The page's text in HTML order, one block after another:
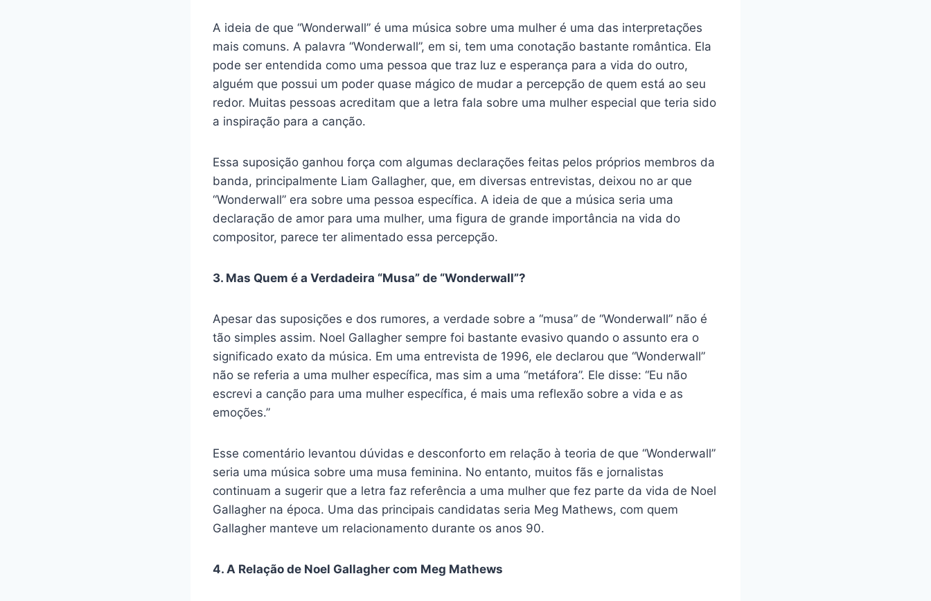
A ideia de que “Wonderwall” é uma música sobre uma mulher é uma das interpretações
mais comuns. A palavra “Wonderwall”, em si, tem uma conotação bastante romântica. Ela
pode ser entendida como uma pessoa que traz luz e esperança para a vida do outro,
alguém que possui um poder quase mágico de mudar a percepção de quem está ao seu
redor. Muitas pessoas acreditam que a letra fala sobre uma mulher especial que teria sido
a inspiração para a canção.
Essa suposição ganhou força com algumas declarações feitas pelos próprios membros da
banda, principalmente Liam Gallagher, que, em diversas entrevistas, deixou no ar que
“Wonderwall” era sobre uma pessoa específica. A ideia de que a música seria uma
declaração de amor para uma mulher, uma figura de grande importância na vida do
compositor, parece ter alimentado essa percepção.
3. Mas Quem é a Verdadeira “Musa” de “Wonderwall”?
Apesar das suposições e dos rumores, a verdade sobre a “musa” de “Wonderwall” não é
tão simples assim. Noel Gallagher sempre foi bastante evasivo quando o assunto era o
significado exato da música. Em uma entrevista de 1996, ele declarou que “Wonderwall”
não se referia a uma mulher específica, mas sim a uma “metáfora”. Ele disse: “Eu não
escrevi a canção para uma mulher específica, é mais uma reflexão sobre a vida e as
emoções.”
Esse comentário levantou dúvidas e desconforto em relação à teoria de que “Wonderwall”
seria uma música sobre uma musa feminina. No entanto, muitos fãs e jornalistas
continuam a sugerir que a letra faz referência a uma mulher que fez parte da vida de Noel
Gallagher na época. Uma das principais candidatas seria Meg Mathews, com quem
Gallagher manteve um relacionamento durante os anos 90.
4. A Relação de Noel Gallagher com Meg Mathews